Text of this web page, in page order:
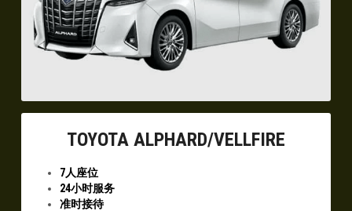
TOYOTA ALPHARD/VELLFIRE
7人座位
24小时服务
准时接待